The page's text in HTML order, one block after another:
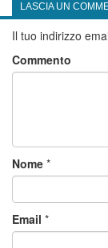
LASCIA UN
Il tuo indirizzo
Commento
Nome *
Email *